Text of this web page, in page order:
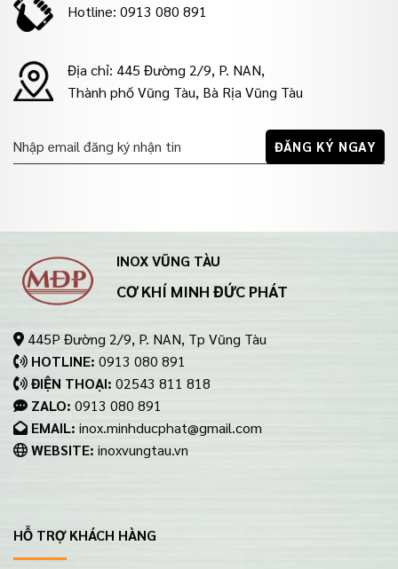
Hotline: 0913 080 891
Địa chỉ: 445 Đường 2/9, P. NAN,
Thành phố Vũng Tàu, Bà Rịa Vũng Tàu
INOX VŨNG TÀU
CƠ KHÍ MINH ĐỨC PHÁT
445P Đường 2/9, P. NAN, Tp Vũng Tàu
HOTLINE: 0913 080 891
ĐIỆN THOẠI: 02543 811 818
ZALO: 0913 080 891
EMAIL: inox.minhducphat@gmail.com
WEBSITE: inoxvungtau.vn
HỖ TRỢ KHÁCH HÀNG